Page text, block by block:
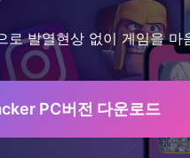
로 발열현상 없이 게임을 마
PC버전 다운로드